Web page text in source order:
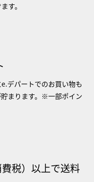
す。
デパートでのお買い物も
まります。※一部ポイン
税）以上で送料